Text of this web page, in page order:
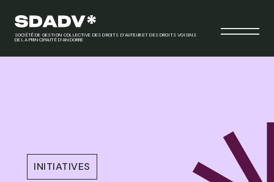
SOCIÉTÉ DE GESTION COLLECTIVE DES DROITS D’AUTEUR ET DES DROITS VOISINS
DE LA PRINCIPAUTÉ D’ANDORRE
INITIATIVES